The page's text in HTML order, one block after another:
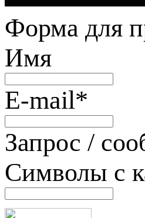
Форма для
Имя
E-mail*
Запрос /
Символы с